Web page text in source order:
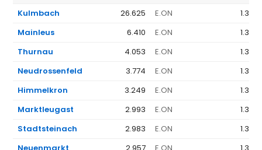
Kulmbach 26.625 E.ON
Mainleus
6.410 E.ON
Thurnau
4.053 E.ON
Neudrossenfeld
3.774 E.ON
Himmelkron
3.249 E.ON
Marktleugast
2.993 E.ON
Stadtsteinach
2.983 E.ON